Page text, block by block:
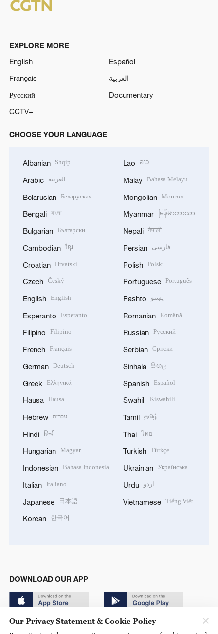
EXPLORE MORE
English
Español
Français
العربية
Русский
Documentary
CCTV+
CHOOSE YOUR LANGUAGE
Albanian Shqip
Arabic العربية
Belarusian Беларуская
Bengali বাংলা
Bulgarian Български
Cambodian ខ្មែរ
Croatian Hrvatski
Czech Český
English English
Esperanto Esperanto
Filipino Filipino
French Français
German Deutsch
Greek Ελληνικά
Hausa Hausa
Hebrew עברית
Hindi हिन्दी
Hungarian Magyar
Indonesian Bahasa Indonesia
Italian Italiano
Japanese 日本語
Korean 한국어
Lao ລາວ
Malay Bahasa Melayu
Mongolian Монгол
Myanmar မြန်မာဘာသာ
Nepali नेपाली
Persian فارسی
Polish Polski
Portuguese Português
Pashto پښتو
Romanian Română
Russian Русский
Serbian Српски
Sinhala සිංහල
Spanish Español
Swahili Kiswahili
Tamil தமிழ்
Thai ไทย
Turkish Türkçe
Ukrainian Українська
Urdu اردو
Vietnamese Tiếng Việt
DOWNLOAD OUR APP
Our Privacy Statement & Cookie Policy